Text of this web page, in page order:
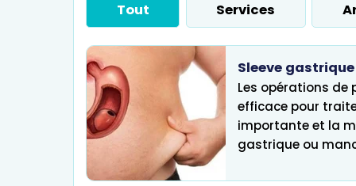
Politique
Tout Services
Sleeve
Les opérations
efficace pour
importante et la
gastrique ou